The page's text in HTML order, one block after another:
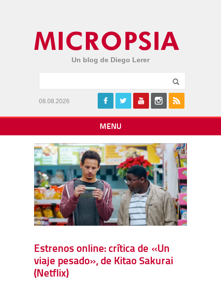
Un blog de Diego Lerer
08.08.2026
MENU
Estrenos online: crítica de «Un
viaje pesado», de Kitao Sakurai
(Netflix)